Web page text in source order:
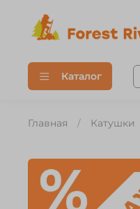
Каталог
Главная Катушки